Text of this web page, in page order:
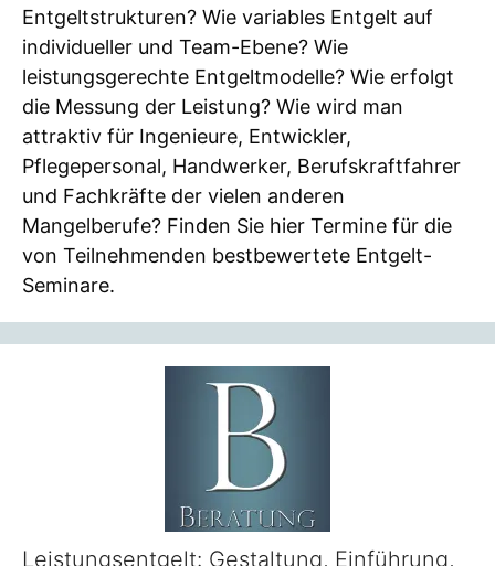
Entgeltstrukturen? Wie variables Entgelt auf
individueller und Team-Ebene? Wie
leistungsgerechte Entgeltmodelle? Wie erfolgt
die Messung der Leistung? Wie wird man
attraktiv für Ingenieure, Entwickler,
Pflegepersonal, Handwerker, Berufskraftfahrer
und Fachkräfte der vielen anderen
Mangelberufe? Finden Sie hier Termine für die
von Teilnehmenden bestbewertete Entgelt-
Seminare.
Leistungsentgelt: Gestaltung, Einführung,